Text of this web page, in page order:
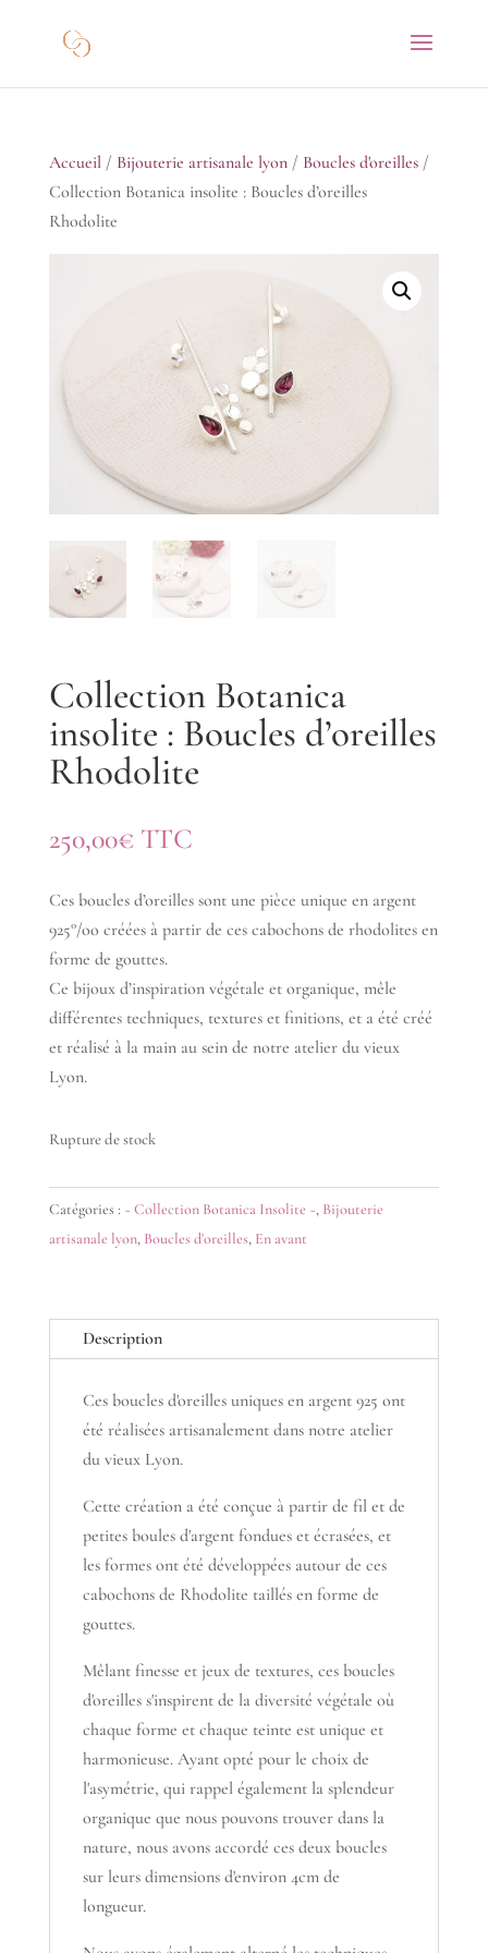
Accueil/ Bijouterie artisanale lyon/ Boucles d'oreilles/
Collection Botanica insolite : Boucles d’oreilles
Rhodolite
Collection Botanica
insolite : Boucles d’oreilles
Rhodolite
250,00€ TTC
Ces boucles d’oreilles sont une pièce unique en argent
925°/oo créées à partir de ces cabochons de rhodolites en
forme de gouttes.
Ce bijoux d’inspiration végétale et organique, mêle
différentes techniques, textures et finitions, et a été créé
et réalisé à la main au sein de notre atelier du vieux
Lyon.
Rupture de stock
Catégories : ~ Collection Botanica Insolite ~, Bijouterie
artisanale lyon, Boucles d'oreilles, En avant
Description
Ces boucles d'oreilles uniques en argent 925 ont
été réalisées artisanalement dans notre atelier
du vieux Lyon.
Cette création a été conçue à partir de fil et de
petites boules d'argent fondues et écrasées, et
les formes ont été développées autour de ces
cabochons de Rhodolite taillés en forme de
gouttes.
Mêlant finesse et jeux de textures, ces boucles
d'oreilles s'inspirent de la diversité végétale où
chaque forme et chaque teinte est unique et
harmonieuse. Ayant opté pour le choix de
l'asymétrie, qui rappel également la splendeur
organique que nous pouvons trouver dans la
nature, nous avons accordé ces deux boucles
sur leurs dimensions d'environ 4cm de
longueur.